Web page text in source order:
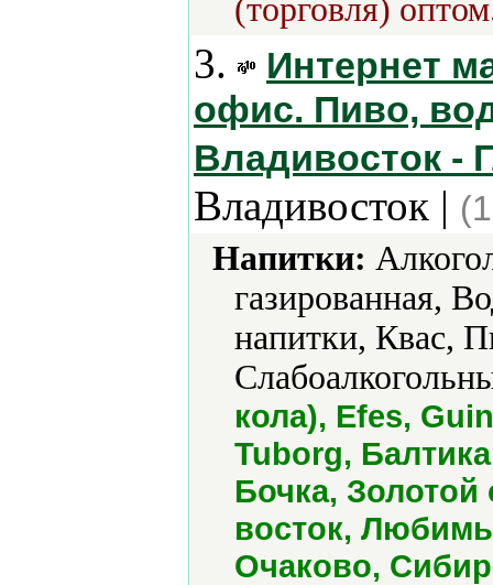
(торговля)
3.
Интернет
офис. Пиво,
Владивосток -
Владивосток |
Напитки:
газированная,
напитки, Квас,
кола), Efes,
Tuborg,
Бочка, Золотой
восток,
Очаково,